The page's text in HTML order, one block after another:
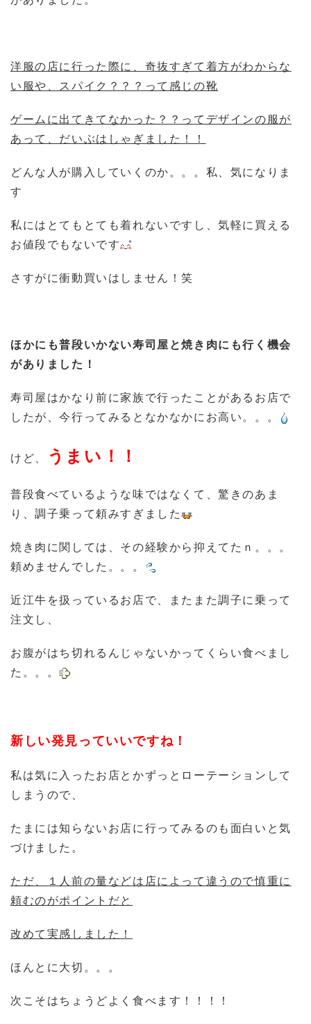
洋服の店に行った際に、奇抜すぎて着方がわからな
い服や、スパイク？？？って感じの靴
ゲームに出てきてなかった？？ってデザインの服が
あって、だいぶはしゃぎました！！
どんな人が購入していくのか。。。私、気になりま
す
私にはとてもとても着れないですし、気軽に買える
お値段でもないです
さすがに衝動買いはしません！笑
ほかにも普段いかない寿司屋と焼き肉にも行く機会
がありました！
寿司屋はかなり前に家族で行ったことがあるお店で
したが、今行ってみるとなかなかにお高い。。。
けど、 うまい！！
普段食べているような味ではなくて、驚きのあま
り、調子乗って頼みすぎました
焼き肉に関しては、その経験から抑えてたｎ。。。
頼めませんでした。。。
近江牛を扱っているお店で、またまた調子に乗って
注文し、
お腹がはち切れるんじゃないかってくらい食べまし
た。。。
新しい発見っていいですね！
私は気に入ったお店とかずっとローテーションして
しまうので、
たまには知らないお店に行ってみるのも面白いと気
づけました。
ただ、１人前の量などは店によって違うので慎重に
頼むのがポイントだと
改めて実感しました！
ほんとに大切。。。
次こそはちょうどよく食べます！！！！